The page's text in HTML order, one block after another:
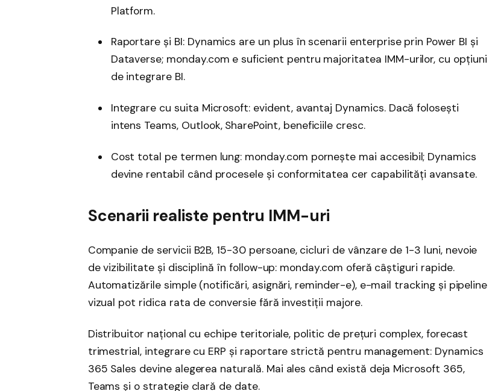
Platform.
Raportare și BI: Dynamics are un plus în scenarii enterprise prin Power BI și
Dataverse; monday.com e suficient pentru majoritatea IMM-urilor, cu opțiuni
de integrare BI.
Integrare cu suita Microsoft: evident, avantaj Dynamics. Dacă folosești
intens Teams, Outlook, SharePoint, beneficiile cresc.
Cost total pe termen lung: monday.com pornește mai accesibil; Dynamics
devine rentabil când procesele și conformitatea cer capabilități avansate.
Scenarii realiste pentru IMM-uri
Companie de servicii B2B, 15-30 persoane, cicluri de vânzare de 1-3 luni, nevoie
de vizibilitate și disciplină în follow-up: monday.com oferă câștiguri rapide.
Automatizările simple (notificări, asignări, reminder-e), e-mail tracking și pipeline
vizual pot ridica rata de conversie fără investiții majore.
Distribuitor național cu echipe teritoriale, politic de prețuri complex, forecast
trimestrial, integrare cu ERP și raportare strictă pentru management: Dynamics
365 Sales devine alegerea naturală. Mai ales când există deja Microsoft 365,
Teams și o strategie clară de date.